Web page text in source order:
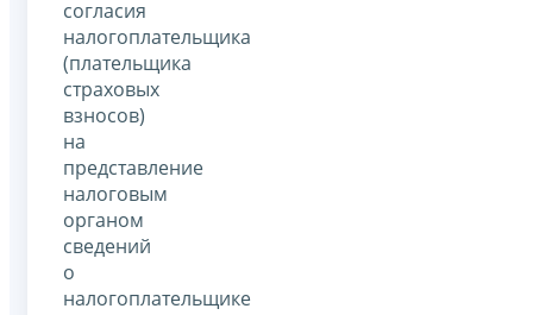
согласия
налогоплательщика
(плательщика
страховых
взносов)
на
представление
налоговым
органом
сведений
о
налогоплательщике